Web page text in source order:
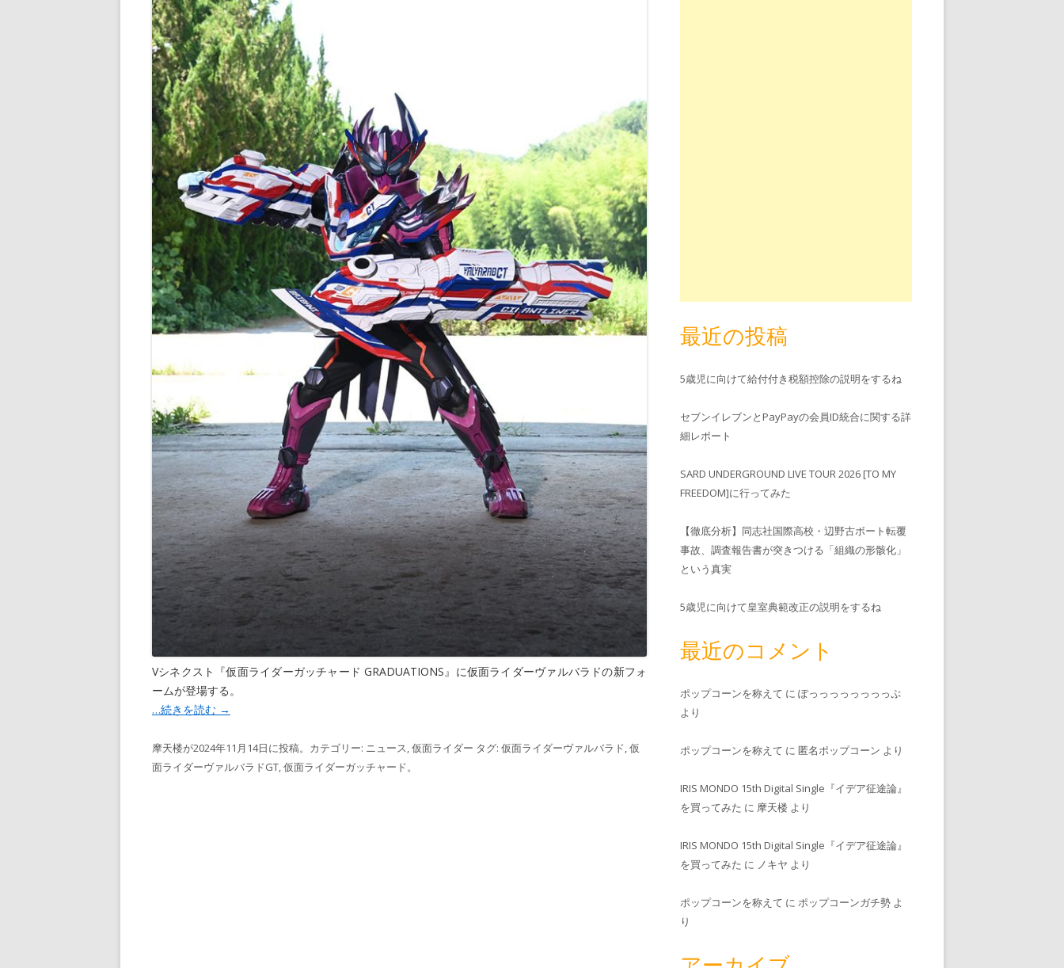
Vシネクスト『仮面ライダーガッチャード GRADUATIONS』に仮面ライダーヴァルバラドの新フォ
ームが登場する。
…続きを読む →
摩天楼が2024年11月14日に投稿。カテゴリー: ニュース,仮面ライダー タグ: 仮面ライダーヴァルバラド,仮
面ライダーヴァルバラドGT,仮面ライダーガッチャード。
最近の投稿
5歳児に向けて給付付き税額控除の説明をするね
セブンイレブンとPayPayの会員ID統合に関する詳
細レポート
SARD UNDERGROUND LIVE TOUR 2026 [TO MY
FREEDOM]に行ってみた
【徹底分析】同志社国際高校・辺野古ボート転覆
事故、調査報告書が突きつける「組織の形骸化」
という真実
5歳児に向けて皇室典範改正の説明をするね
最近のコメント
ポップコーンを称えて にぽっっっっっっっっぷ
より
ポップコーンを称えて に匿名ポップコーン より
IRIS MONDO 15th Digital Single『イデア征途論』
を買ってみた に 摩天楼 より
IRIS MONDO 15th Digital Single『イデア征途論』
を買ってみた に ノキヤ より
ポップコーンを称えて に ポップコーンガチ勢 よ
り